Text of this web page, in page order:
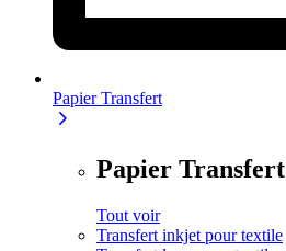
Papier Transfert
Papier Transfert
Tout voir
Transfert inkjet pour textile